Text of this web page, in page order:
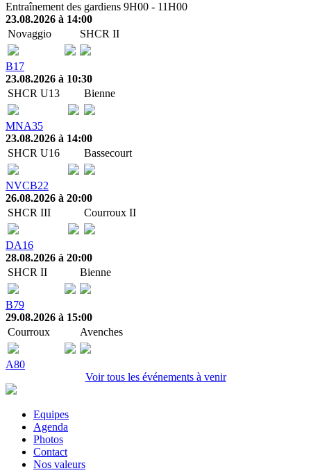
Entraînement des gardiens 9H00 - 11H00
23.08.2026 à 14:00
Novaggio
SHCR II
B17
23.08.2026 à 10:30
SHCR U13
Bienne
MNA35
23.08.2026 à 14:00
SHCR U16
Bassecourt
NVCB22
26.08.2026 à 20:00
SHCR III
Courroux II
DA16
28.08.2026 à 20:00
SHCR II
Bienne
B79
29.08.2026 à 15:00
Courroux
Avenches
A80
Voir tous les événements à venir
Equipes
Agenda
Photos
Contact
Nos valeurs